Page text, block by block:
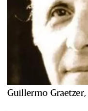
Guillermo